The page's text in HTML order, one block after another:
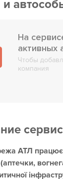
На
активных
Чтобы
компания
АТЛ працює